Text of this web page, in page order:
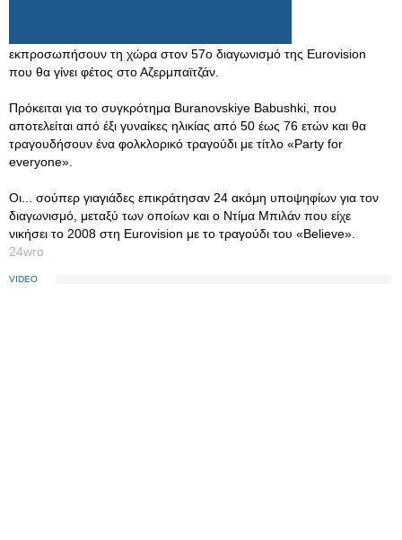
εκπροσωπήσουν τη χώρα στον 57ο διαγωνισμό της Eurovision
που θα γίνει φέτος στο Αζερμπαϊτζάν.
Πρόκειται για το συγκρότημα Buranovskiye Babushki, που
αποτελείται από έξι γυναίκες ηλικίας από 50 έως 76 ετών και θα
τραγουδήσουν ένα φολκλορικό τραγούδι με τίτλο «Party for
everyone».
Οι... σούπερ γιαγιάδες επικράτησαν 24 ακόμη υποψηφίων για τον
διαγωνισμό, μεταξύ των οποίων και ο Ντίμα Μπιλάν που είχε
νικήσει το 2008 στη Eurovision με το τραγούδι του «Believe».
24wro
VIDEO